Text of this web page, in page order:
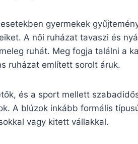
gyermekek
A női ruházat tavaszi és
ruhát. Meg fogja találni a
ruházat említett sorolt áruk.
és a sport mellett
A blúzok inkább formális
vagy kitett vállakkal.